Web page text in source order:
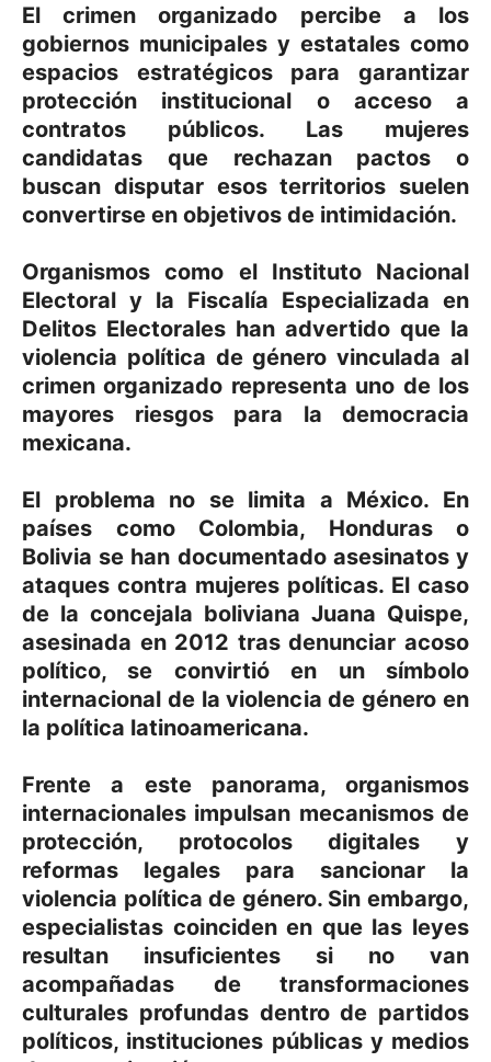
El crimen organizado percibe a los
gobiernos municipales y estatales como
espacios estratégicos para garantizar
protección institucional o acceso a
contratos públicos. Las mujeres
candidatas que rechazan pactos o
buscan disputar esos territorios suelen
convertirse en objetivos de intimidación.
Organismos como el Instituto Nacional
Electoral y la Fiscalía Especializada en
Delitos Electorales han advertido que la
violencia política de género vinculada al
crimen organizado representa uno de los
mayores riesgos para la democracia
mexicana.
El problema no se limita a México. En
países como Colombia, Honduras o
Bolivia se han documentado asesinatos y
ataques contra mujeres políticas. El caso
de la concejala boliviana Juana Quispe,
asesinada en 2012 tras denunciar acoso
político, se convirtió en un símbolo
internacional de la violencia de género en
la política latinoamericana.
Frente a este panorama, organismos
internacionales impulsan mecanismos de
protección, protocolos digitales y
reformas legales para sancionar la
violencia política de género. Sin embargo,
especialistas coinciden en que las leyes
resultan insuficientes si no van
acompañadas de transformaciones
culturales profundas dentro de partidos
políticos, instituciones públicas y medios